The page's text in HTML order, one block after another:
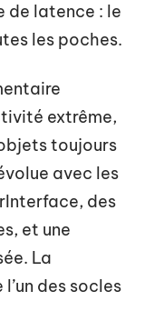
de latence : le
les poches.
extrême,
toujours
avec les
des
et une
La
des socles